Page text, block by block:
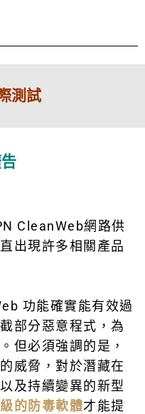
測試
CleanWeb網路供
出現許多相關產品
功能確實能有效過
部分惡意程式，為
但必須強調的是，
威脅，對於潛藏在
及持續變異的新型
的防毒軟體才能提